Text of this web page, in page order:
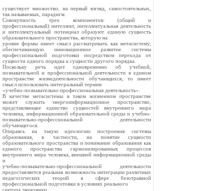
существует множество, на первый взгляд, самостоятельных,
так называемых, парадигм.
Совокупность трех компонентов: (общий и
профессиональный) интеллект, интеллектуальная деятельность
и интеллектуальный потенциал образуют единую сущность
образовательного пространства, которую на
уровне формы имеет смысл рассматривать как метасистему,
обеспечивающую инновационное развитие системы
профессиональной подготовки посредством перехода от
сущности одного порядка к сущности другого порядка.
Поскольку речь идет одновременно об учебной,
познавательной и профессиональной деятельности в едином
пространстве жизнедеятельности обучающихся, то имеет
смысл использовать интегральный термин
«учебно-познавательно-профессиональная деятельность».
В качестве метасистемы в таком жизненном пространстве
может служить энергоинформационное пространство,
представляющее единство сущностей внутреннего мира
человека, информационной образовательной среды и учебно-
познавательно-профессиональной деятельности
обучающегося.
Опираясь на такую идеологию построения системы
образования, в частности, на понятие сущности
образовательного пространства и понимание образования как
единого пространства гармонизированных процессов
внутреннего мира человека, внешней информационной среды
и
учебно-познавательно-профессиональной деятельности
предоставляется реальная возможность интеграции различных
педагогических теорий в сфере безотрывной
профессиональной подготовки в условиях реального
сектора экономики.